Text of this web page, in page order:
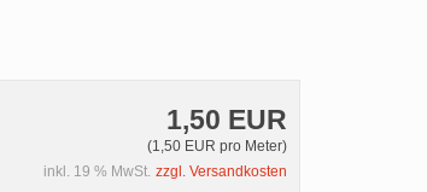
1,50 EUR
(1,50 EUR pro Meter)
inkl. 19 % MwSt. zzgl. Versandkosten